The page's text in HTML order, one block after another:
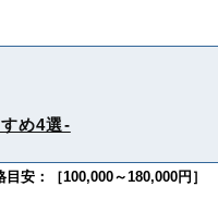
め4選-
安：［100,000～180,000円］